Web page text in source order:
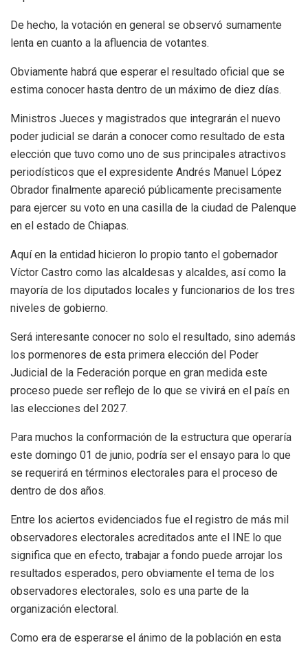
De hecho, la votación en general se observó sumamente
lenta en cuanto a la afluencia de votantes.
Obviamente habrá que esperar el resultado oficial que se
estima conocer hasta dentro de un máximo de diez días.
Ministros Jueces y magistrados que integrarán el nuevo
poder judicial se darán a conocer como resultado de esta
elección que tuvo como uno de sus principales atractivos
periodísticos que el expresidente Andrés Manuel López
Obrador finalmente apareció públicamente precisamente
para ejercer su voto en una casilla de la ciudad de Palenque
en el estado de Chiapas.
Aquí en la entidad hicieron lo propio tanto el gobernador
Víctor Castro como las alcaldesas y alcaldes, así como la
mayoría de los diputados locales y funcionarios de los tres
niveles de gobierno.
Será interesante conocer no solo el resultado, sino además
los pormenores de esta primera elección del Poder
Judicial de la Federación porque en gran medida este
proceso puede ser reflejo de lo que se vivirá en el país en
las elecciones del 2027.
Para muchos la conformación de la estructura que operaría
este domingo 01 de junio, podría ser el ensayo para lo que
se requerirá en términos electorales para el proceso de
dentro de dos años.
Entre los aciertos evidenciados fue el registro de más mil
observadores electorales acreditados ante el INE lo que
significa que en efecto, trabajar a fondo puede arrojar los
resultados esperados, pero obviamente el tema de los
observadores electorales, solo es una parte de la
organización electoral.
Como era de esperarse el ánimo de la población en esta